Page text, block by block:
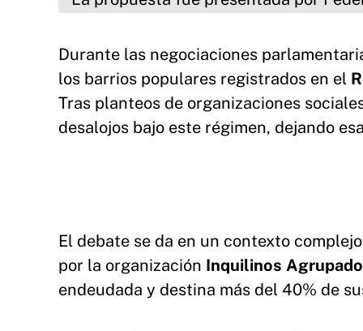
Durante las negociaciones
los barrios populares registrados en el
Tras planteos de organizaciones
desalojos bajo este régimen, dejando
El debate se da en un contexto
por la organización Inquilinos
endeudada y destina más del 40% de